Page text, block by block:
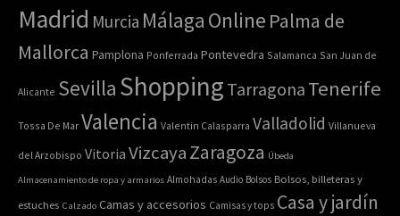
Madrid Murcia Málaga Online Palma de
Mallorca Pamplona Ponferrada Pontevedra Salamanca San Juan de
Alicante Sevilla Shopping Tarragona Tenerife
Tossa De Mar Valencia Valentin Calasparra Valladolid Villanueva
del Arzobispo Vitoria VizcayaZaragoza Úbeda
Almacenamiento de ropa y armarios Almohadas Audio Bolsos Bolsos, billeteras y
estuches Calzado Camas y accesorios Camisas y tops Casa y jardín